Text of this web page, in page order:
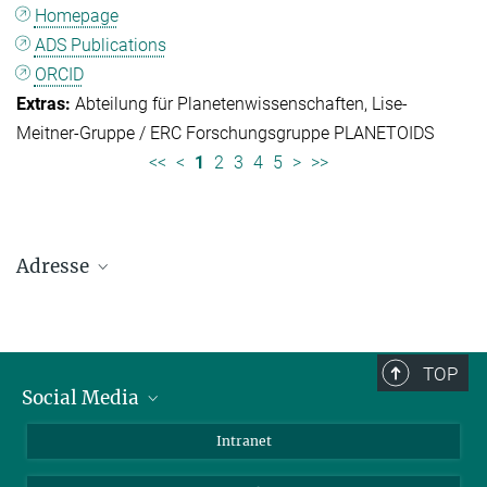
Homepage
ADS Publications
ORCID
Abteilung für Planetenwissenschaften Lise-
Meitner-Gruppe / ERC Forschungsgruppe PLANETOIDS
<< < 1 2 3 4 5 > >>
Adresse
Telefon: +49 551 384 979-0
E-Mail:presseinfo@mps.mpg.de
TOP
Social Media
Intranet